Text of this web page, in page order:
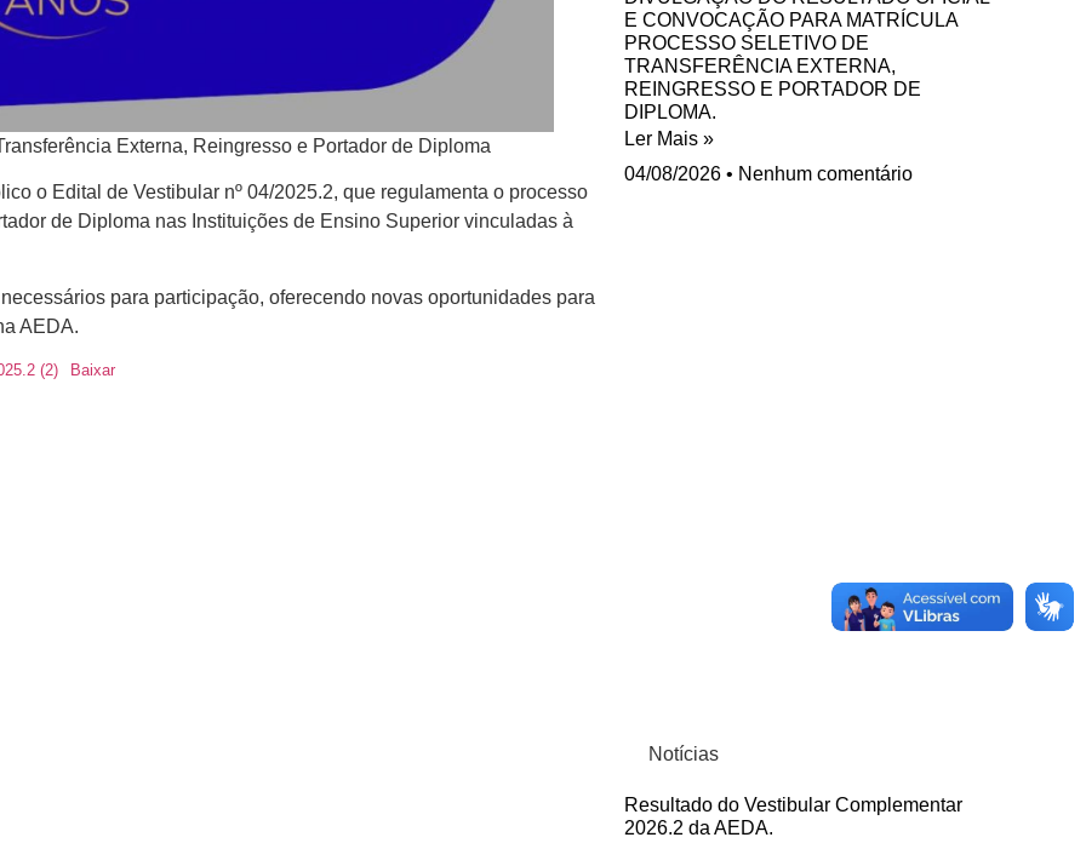
Externa, Reingresso e Portador de Diploma
o Edital de Vestibular nº 04/2025.2, que regulamenta o processo
de Diploma nas Instituições de Ensino Superior vinculadas à
para participação, oferecendo novas oportunidades para
AEDA.
(2) Baixar
E CONVOCAÇÃO PARA MATRÍCULA
PROCESSO SELETIVO DE
TRANSFERÊNCIA EXTERNA,
REINGRESSO E PORTADOR DE
DIPLOMA.
Ler Mais »
04/08/2026
Nenhum comentário
Notícias
Resultado do Vestibular Complementar
2026.2 da AEDA.